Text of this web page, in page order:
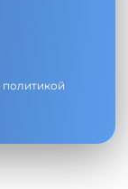
политикой